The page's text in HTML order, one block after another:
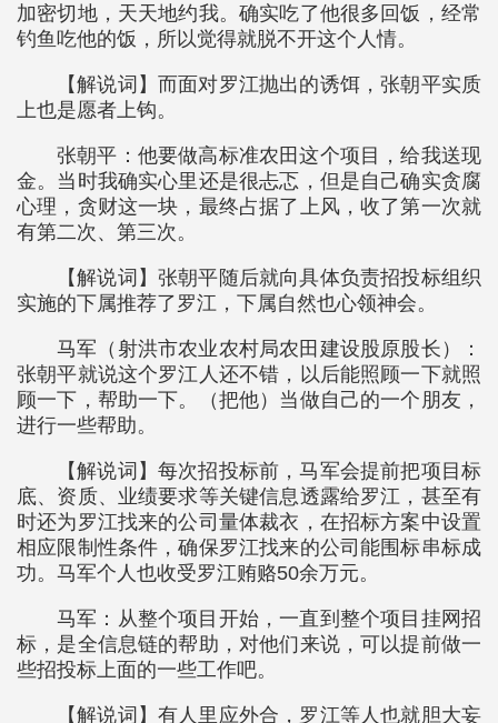
加密切地，天天地约我。确实吃了他很多回饭，经常
钓鱼吃他的饭，所以觉得就脱不开这个人情。
【解说词】而面对罗江抛出的诱饵，张朝平实质
上也是愿者上钩。
张朝平：他要做高标准农田这个项目，给我送现
金。当时我确实心里还是很忐忑，但是自己确实贪腐
心理，贪财这一块，最终占据了上风，收了第一次就
有第二次、第三次。
【解说词】张朝平随后就向具体负责招投标组织
实施的下属推荐了罗江，下属自然也心领神会。
马军（射洪市农业农村局农田建设股原股长）：
张朝平就说这个罗江人还不错，以后能照顾一下就照
顾一下，帮助一下。（把他）当做自己的一个朋友，
进行一些帮助。
【解说词】每次招投标前，马军会提前把项目标
底、资质、业绩要求等关键信息透露给罗江，甚至有
时还为罗江找来的公司量体裁衣，在招标方案中设置
相应限制性条件，确保罗江找来的公司能围标串标成
功。马军个人也收受罗江贿赂50余万元。
马军：从整个项目开始，一直到整个项目挂网招
标，是全信息链的帮助，对他们来说，可以提前做一
些招投标上面的一些工作吧。
【解说词】有人里应外合，罗江等人也就胆大妄